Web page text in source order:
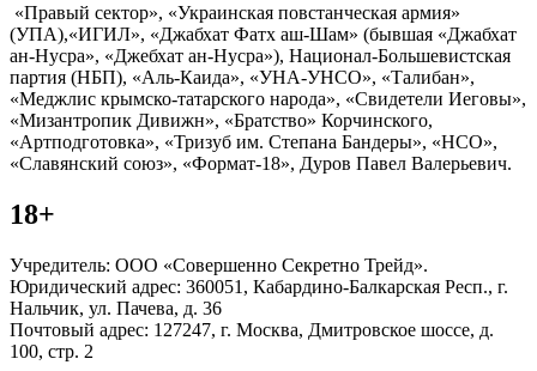
«Правый сектор», «Украинская повстанческая армия»
(УПА),«ИГИЛ», «Джабхат Фатх аш-Шам» (бывшая «Джабхат
ан-Нусра», «Джебхат ан-Нусра»), Национал-Большевистская
партия (НБП), «Аль-Каида», «УНА-УНСО», «Талибан»,
«Меджлис крымско-татарского народа», «Свидетели Иеговы»,
«Мизантропик Дивижн», «Братство» Корчинского,
«Артподготовка», «Тризуб им. Степана Бандеры», «НСО»,
«Славянский союз», «Формат-18», Дуров Павел Валерьевич.
18+
Учредитель: ООО «Совершенно Секретно Трейд».
Юридический адрес: 360051, Кабардино-Балкарская Респ., г.
Нальчик, ул. Пачева, д. 36
Почтовый адрес: 127247, г. Москва, Дмитровское шоссе, д.
100, стр. 2